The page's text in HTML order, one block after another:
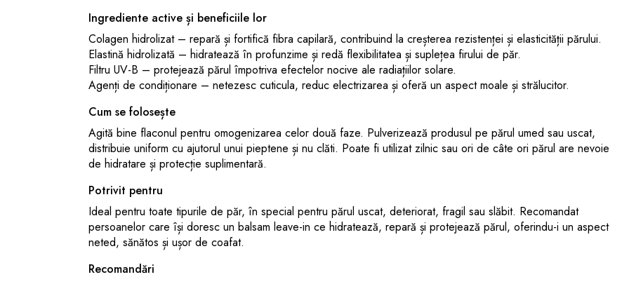
Ingrediente active și beneficiile lor
Colagen hidrolizat – repară și fortifică fibra capilară, contribuind la creșterea rezistenței și elasticității părului.
Elastină hidrolizată – hidratează în profunzime și redă flexibilitatea și suplețea firului de păr.
Filtru UV-B – protejează părul împotriva efectelor nocive ale radiațiilor solare.
Agenți de condiționare – netezesc cuticula, reduc electrizarea și oferă un aspect moale și strălucitor.
Cum se folosește
Agită bine flaconul pentru omogenizarea celor două faze. Pulverizează produsul pe părul umed sau uscat,
distribuie uniform cu ajutorul unui pieptene și nu clăti. Poate fi utilizat zilnic sau ori de câte ori părul are nevoie
de hidratare și protecție suplimentară.
Potrivit pentru
Ideal pentru toate tipurile de păr, în special pentru părul uscat, deteriorat, fragil sau slăbit. Recomandat
persoanelor care își doresc un balsam leave-in ce hidratează, repară și protejează părul, oferindu-i un aspect
neted, sănătos și ușor de coafat.
Recomandări